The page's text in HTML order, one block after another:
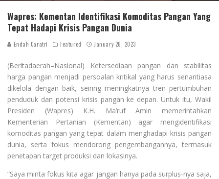
Wapres: Kementan Identifikasi Komoditas Pangan Yang
Tepat Hadapi Krisis Pangan Dunia
Endah Caratri Featured January 26, 2023
(Beritadaerah–Nasional) Ketersediaan pangan dan stabilitas
harga pangan menjadi persoalan kritikal yang harus senantiasa
dikelola dengan baik, seiring meningkatnya tren pertumbuhan
penduduk dan potensi krisis pangan ke depan. Untuk itu, Wakil
Presiden (Wapres) K.H. Ma’ruf Amin memerintahkan
Kementerian Pertanian (Kementan) agar mengidentifikasi
komoditas pangan yang tepat dalam menghadapi krisis pangan
dunia, serta fokus mendorong pengembangannya, termasuk
penetapan target produksi dan lokasinya.
“Saya minta fokus kita agar jangan hanya pada surplus-nya saja,